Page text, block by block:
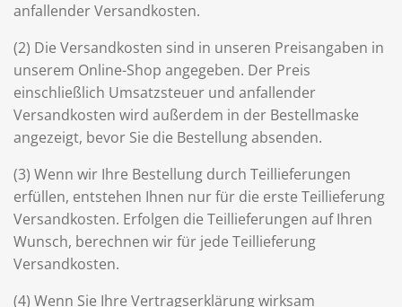
anfallender Versandkosten.
(2) Die Versandkosten sind in unseren Preisangaben in
unserem Online-Shop angegeben. Der Preis
einschließlich Umsatzsteuer und anfallender
Versandkosten wird außerdem in der Bestellmaske
angezeigt, bevor Sie die Bestellung absenden.
(3) Wenn wir Ihre Bestellung durch Teillieferungen
erfüllen, entstehen Ihnen nur für die erste Teillieferung
Versandkosten. Erfolgen die Teillieferungen auf Ihren
Wunsch, berechnen wir für jede Teillieferung
Versandkosten.
(4) Wenn Sie Ihre Vertragserklärung wirksam